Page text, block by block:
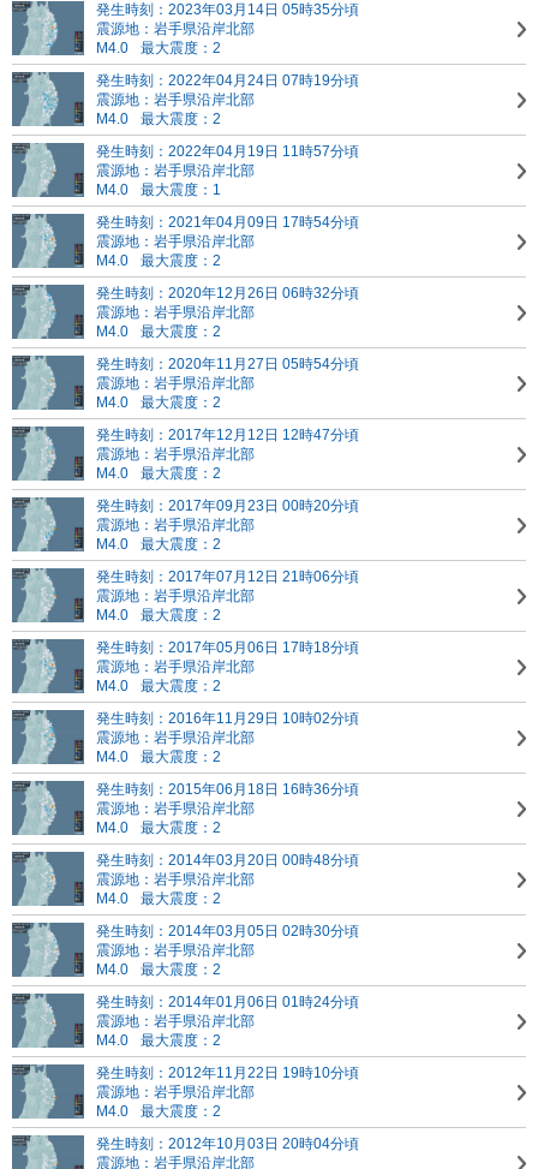
発生時刻：2023年03月14日 05時35分頃
震源地：岩手県沿岸北部
M4.0
最大震度：2
発生時刻：2022年04月24日 07時19分頃
震源地：岩手県沿岸北部
M4.0
最大震度：2
発生時刻：2022年04月19日 11時57分頃
震源地：岩手県沿岸北部
M4.0
最大震度：1
発生時刻：2021年04月09日 17時54分頃
震源地：岩手県沿岸北部
M4.0
最大震度：2
発生時刻：2020年12月26日 06時32分頃
震源地：岩手県沿岸北部
M4.0
最大震度：2
発生時刻：2020年11月27日 05時54分頃
震源地：岩手県沿岸北部
M4.0
最大震度：2
発生時刻：2017年12月12日 12時47分頃
震源地：岩手県沿岸北部
M4.0
最大震度：2
発生時刻：2017年09月23日 00時20分頃
震源地：岩手県沿岸北部
M4.0
最大震度：2
発生時刻：2017年07月12日 21時06分頃
震源地：岩手県沿岸北部
M4.0
最大震度：2
発生時刻：2017年05月06日 17時18分頃
震源地：岩手県沿岸北部
M4.0
最大震度：2
発生時刻：2016年11月29日 10時02分頃
震源地：岩手県沿岸北部
M4.0
最大震度：2
発生時刻：2015年06月18日 16時36分頃
震源地：岩手県沿岸北部
M4.0
最大震度：2
発生時刻：2014年03月20日 00時48分頃
震源地：岩手県沿岸北部
M4.0
最大震度：2
発生時刻：2014年03月05日 02時30分頃
震源地：岩手県沿岸北部
M4.0
最大震度：2
発生時刻：2014年01月06日 01時24分頃
震源地：岩手県沿岸北部
M4.0
最大震度：2
発生時刻：2012年11月22日 19時10分頃
震源地：岩手県沿岸北部
M4.0
最大震度：2
発生時刻：2012年10月03日 20時04分頃
震源地：岩手県沿岸北部